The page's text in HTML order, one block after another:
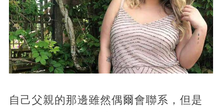
自己父親的那邊雖然偶爾會聯系，但是